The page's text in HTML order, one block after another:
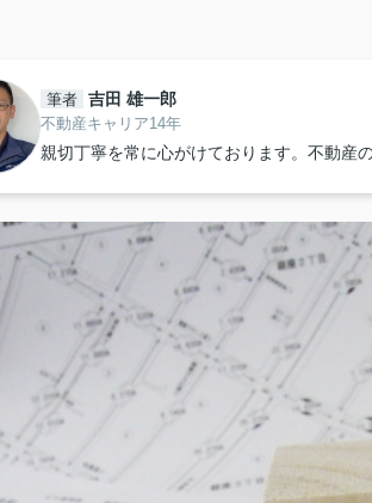
筆者 吉田 雄一郎
不動産キャリア14年
親切丁寧を常に心がけております。不動産